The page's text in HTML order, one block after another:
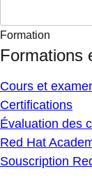
Formation
Formations
Cours et
Certifications
Évaluation des
Red Hat
Souscription